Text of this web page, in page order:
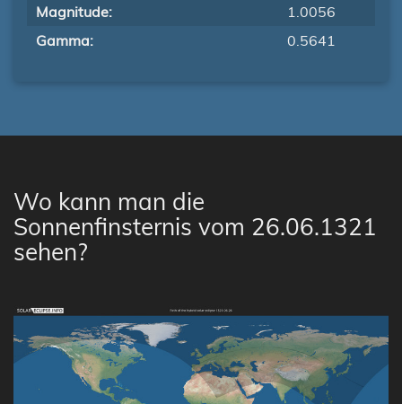
Magnitude:
1.0056
Gamma:
0.5641
Wo kann man die
Sonnenfinsternis vom 26.06.1321
sehen?